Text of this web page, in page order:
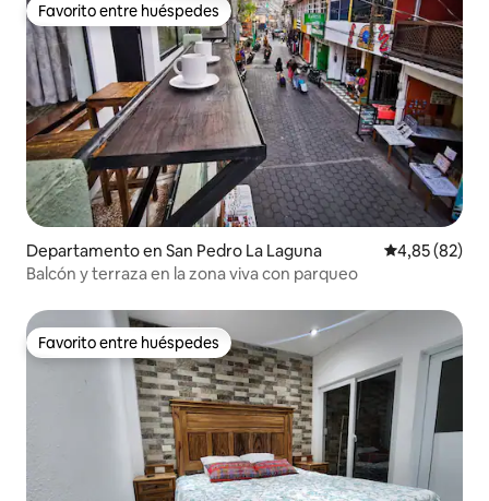
Favorito entre huéspedes
Favorito entre huéspedes
Departamento en San Pedro La Laguna Calificación
4,85 (82)
Balcón y terraza en la zona viva con parqueo
Favorito entre huéspedes
Favorito entre huéspedes